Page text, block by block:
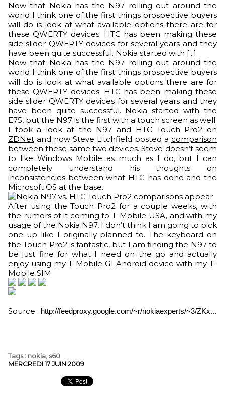
Now that Nokia has the N97 rolling out around the
world I think one of the first things prospective buyers
will do is look at what available options there are for
these QWERTY devices. HTC has been making these
side slider QWERTY devices for several years and they
have been quite successful. Nokia started with [...]
Now that Nokia has the N97 rolling out around the
world I think one of the first things prospective buyers
will do is look at what available options there are for
these QWERTY devices. HTC has been making these
side slider QWERTY devices for several years and they
have been quite successful. Nokia started with the
E75, but the N97 is the first with a touch screen as well.
I took a look at the N97 and HTC Touch Pro2 on
ZDNet and now Steve Litchfield posted a comparison
between these same two devices. Steve doesn’t seem
to like Windows Mobile as much as I do, but I can
completely understand his thoughts on
inconsistencies between what HTC has done and the
Microsoft OS at the base.
After using the Touch Pro2 for a couple weeks, with
the rumors of it coming to T-Mobile USA, and with my
usage of the Nokia N97, I don’t think I am going to pick
one up like I originally planned to. The keyboard on
the Touch Pro2 is fantastic, but I am finding the N97 to
be just fine for what I need on the go and actually
enjoy using my T-Mobile G1 Android device with my T-
Mobile SIM.
Source : http://feedproxy.google.com/~r/nokiaexperts/~3/ZKx...
Tags: nokia, s60
MERCREDI 17 JUIN 2009